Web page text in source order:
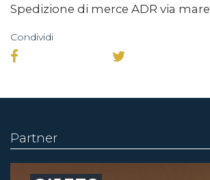
Spedizione di merce ADR via mare
Condividi
Partner